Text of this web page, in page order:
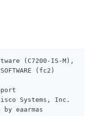
(C7200-IS-M),
(fc2)
Systems, Inc.
by eaarmas